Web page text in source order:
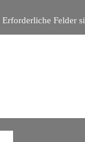
Erforderliche Felder